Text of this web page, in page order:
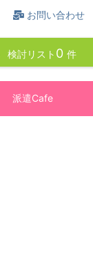
お問い合わせ
検討リスト 0件
派遣Cafe